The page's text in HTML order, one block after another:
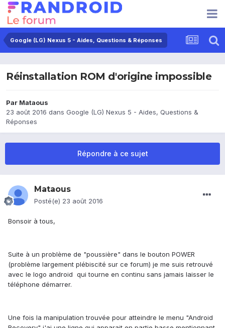
Google (LG) Nexus 5 - Aides, Questions & Réponses
Réinstallation ROM d'origine impossible
Par Mataous
23 août 2016 dans Google (LG) Nexus 5 - Aides, Questions &
Réponses
Répondre à ce sujet
Mataous
Posté(e) 23 août 2016
Bonsoir à tous,
Suite à un problème de "poussière" dans le bouton POWER
(problème largement plébiscité sur ce forum) je me suis retrouvé
avec le logo android qui tourne en continu sans jamais laisser le
téléphone démarrer.
Une fois la manipulation trouvée pour atteindre le menu "Android